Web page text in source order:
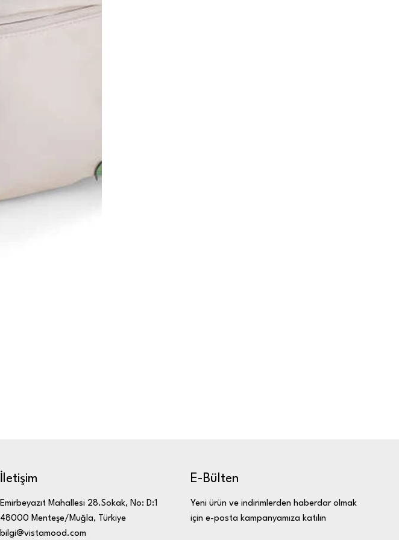
İletişim
Emirbeyazıt Mahallesi 28.Sokak, No: D:1
48000 Menteşe/Muğla, Türkiye
bilgi@vistamood.com
E-Bülten
Yeni ürün ve indirimlerden haberdar olmak
için e-posta kampanyamıza katılın